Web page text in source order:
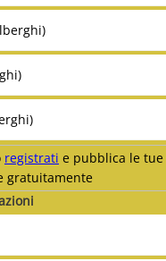
registrati e pubblica le tue
gratuitamente